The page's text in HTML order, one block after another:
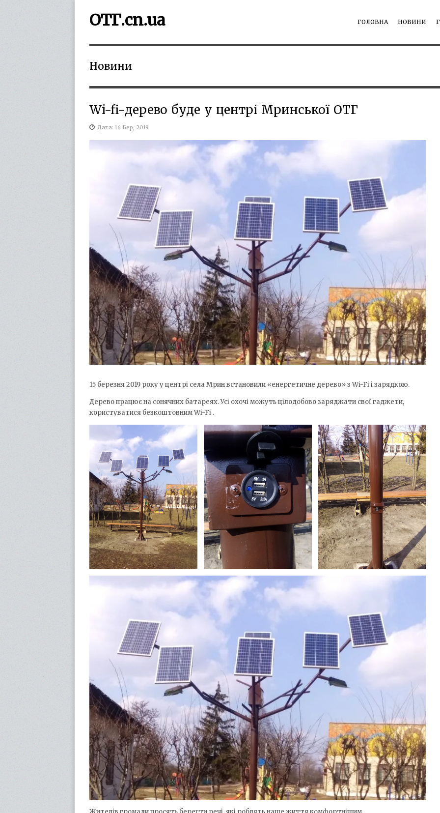
ГОЛОВНА НОВИНИ
ОТГ.cn.ua
Новини
Wi-fi-дерево буде у центрі Мринської ОТГ
Дата: 16 Бер, 2019
15 березня 2019 року у центрі села Мрин встановили «енергетичне дерево» з Wi-Fi і зарядкою.
Дерево працює на сонячних батареях. Усі охочі можуть цілодобово заряджати свої гаджети,
користуватися безкоштовним Wi-Fi .